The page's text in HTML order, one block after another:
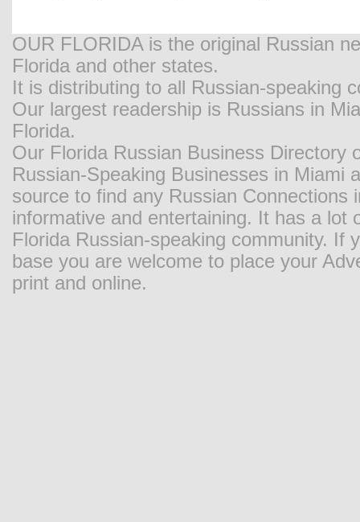
OUR FLORIDA is the original Russian
Florida and other states.
It is distributing to all Russian-speaking
Our largest readership is Russians in
Florida.
Our Florida Russian Business Directory
Russian-Speaking Businesses in Miami
source to find any Russian
informative and entertaining. It has a
Florida Russian-speaking community. If
base you are welcome to place your
print and online.